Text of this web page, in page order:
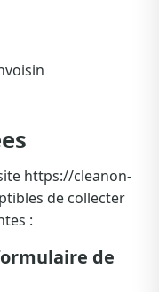
https://cleanon-
de collecter
:
de